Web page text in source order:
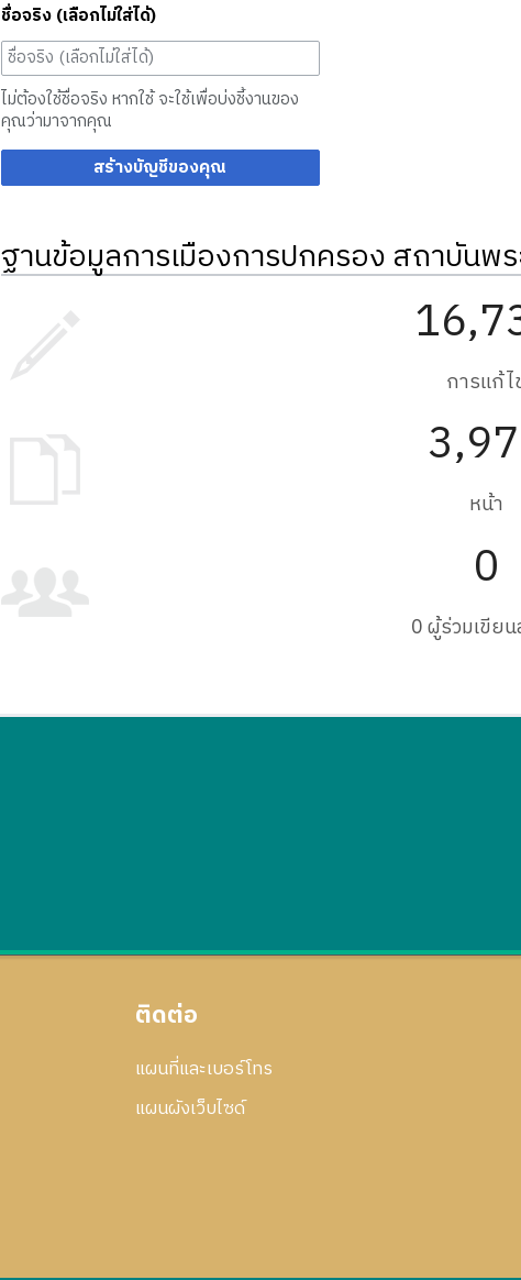
ชื่อจริง (เลือกไม่ใส่ได้)
ไม่ต้องใช้ชื่อจริง หากใช้ จะใช้เพื่อบ่งชี้งานของ
คุณว่ามาจากคุณ
สร้างบัญชีของคุณ
ฐานข้อมูลการเมืองการปกครอง สถาบันพ
การแก้ไ
หน้า
0
0 ผู้ร่วมเขีย
ติดต่อ
แผนที่และเบอร์โทร
แผนผังเว็บไซด์